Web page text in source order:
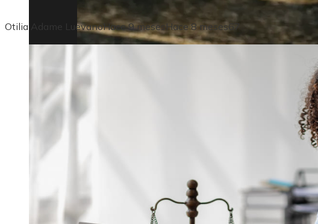
Otilia Adame LuevanoHace 9 meses Hace 8 meses 67